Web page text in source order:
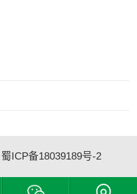
蜀ICP备18039189号-2